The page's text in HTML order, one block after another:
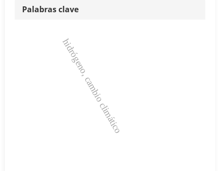
Palabras clave
hidrógeno, cambio climático